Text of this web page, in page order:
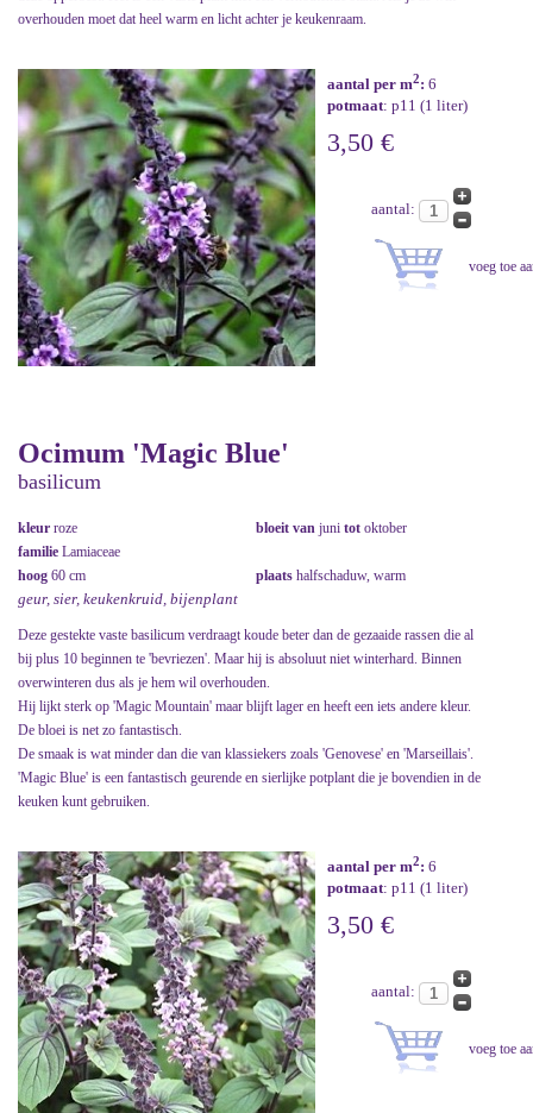
overhouden moet dat heel warm en licht achter je keukenraam.
aantal per m2: 6
potmaat: p11 (1 liter)
3,50 €
aantal:
Ocimum 'Magic Blue'
basilicum
kleur roze bloeit van juni tot oktober
familie Lamiaceae
hoog 60 cm plaats halfschaduw, warm
geur, sier, keukenkruid, bijenplant
Deze gestekte vaste basilicum verdraagt koude beter dan de gezaaide rassen die al
bij plus 10 beginnen te 'bevriezen'. Maar hij is absoluut niet winterhard. Binnen
overwinteren dus als je hem wil overhouden.
Hij lijkt sterk op 'Magic Mountain' maar blijft lager en heeft een iets andere kleur.
De bloei is net zo fantastisch.
De smaak is wat minder dan die van klassiekers zoals 'Genovese' en 'Marseillais'.
'Magic Blue' is een fantastisch geurende en sierlijke potplant die je bovendien in de
keuken kunt gebruiken.
aantal per m2: 6
potmaat: p11 (1 liter)
3,50 €
aantal: